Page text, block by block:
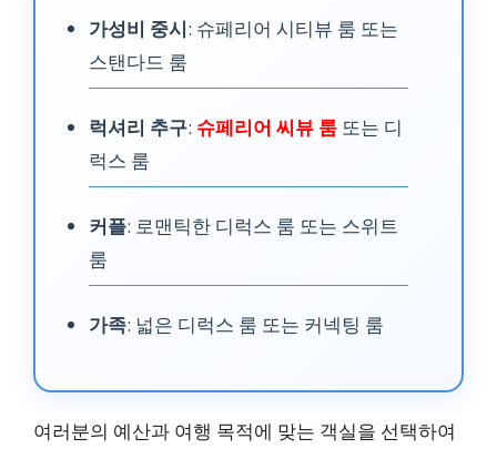
테라스, 세탁, 스파 할인
₩114,760 ~
28m²
시티뷰
세탁, 스파 할인
가성비 중시: 슈페리어 시티뷰 룸 또는
스탠다드 룸
럭셔리 추구: 슈페리어 씨뷰 룸 또는 디
럭스 룸
커플: 로맨틱한 디럭스 룸 또는 스위트
룸
가족: 넓은 디럭스 룸 또는 커넥팅 룸
여러분의 예산과 여행 목적에 맞는 객실을 선택하여